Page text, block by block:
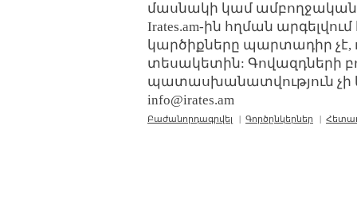
մասնակի կամ ամբողջական
Irates.am-ին հղման
կարծիքները պարտադիր չէ,
տեսակետին: Գովազդների
պատասխանատվություն չի
info@irates.am
Բաժանորդագրվել | Գործընկերներ |